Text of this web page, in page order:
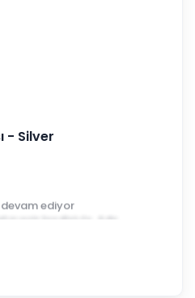
- Silver
kredisiyle öde